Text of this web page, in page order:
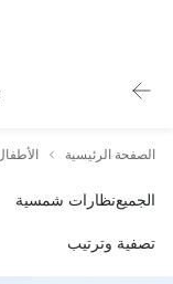
الصفحة الرئيسية
الجميعنظارات شمسية
تصفية وترتيب